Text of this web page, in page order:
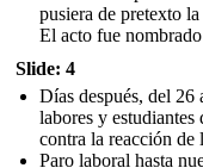
pusiera de pretexto
El acto fue
Slide: 4
Días después, del 26
labores y
contra la reacción de
Paro laboral hasta